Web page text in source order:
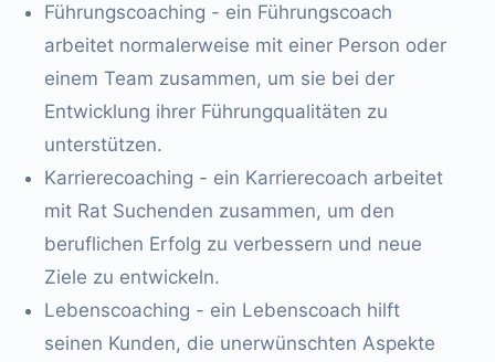
Führungscoaching - ein Führungscoach
arbeitet normalerweise mit einer Person oder
einem Team zusammen, um sie bei der
Entwicklung ihrer Führungqualitäten zu
unterstützen.
Karrierecoaching - ein Karrierecoach arbeitet
mit Rat Suchenden zusammen, um den
beruflichen Erfolg zu verbessern und neue
Ziele zu entwickeln.
Lebenscoaching - ein Lebenscoach hilft
seinen Kunden, die unerwünschten Aspekte